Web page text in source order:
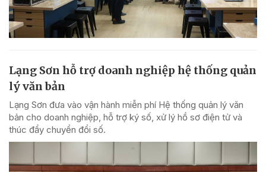
Lạng Sơn hỗ trợ doanh nghiệp hệ thống quản
lý văn bản
Lạng Sơn đưa vào vận hành miễn phí Hệ thống quản lý văn
bản cho doanh nghiệp, hỗ trợ ký số, xử lý hồ sơ điện tử và
thúc đẩy chuyển đổi số.